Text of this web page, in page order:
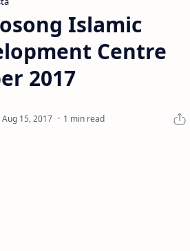
Islamic
Centre
2017
1 min read